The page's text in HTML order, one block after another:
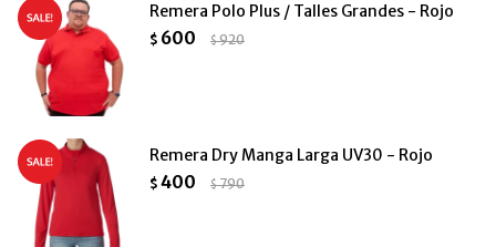
Remera Polo Plus / Talles Grandes - Rojo
$ 600 $920
Remera Dry Manga Larga UV30 - Rojo
$ 400 $790